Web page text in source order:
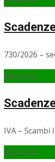
730/2026 –
08Giu/26
IVA –
08Giu/26